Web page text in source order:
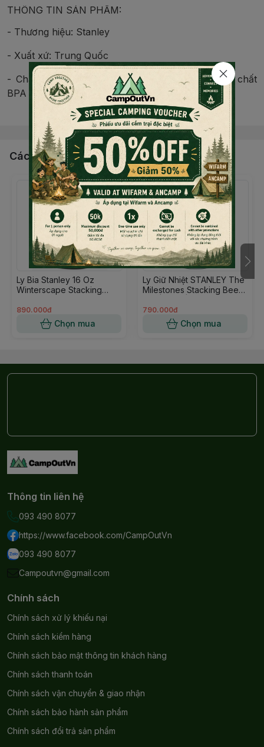
THÔNG TIN SẢN PHẨM:
- Thương hiệu: Stanley
- Xuất xứ: Trung Quốc
- Chất liệu: Vỏ thép không gỉ 18/8. Không chứa chất
BPA
- Kích thước: 91L x 84W x 212H mm
- Trọng lượng: 330gr
- Thể tích: 16oz (473ml)
- Giữ lạnh 8h
- Giữ đá lên đến 40h
Đọc thêm nội dung
Các sản phẩm, dịch vụ khác
Ly Bia Stanley 16 Oz
Winterscape Stacking
Đen Winterscape
890.000đ
Chọn mua
Ly Giữ Nhiệt STANLEY The
Milestones Stacking Beer
Hammertone Silver
790.000đ
Chọn mua
Thông tin liên hệ
093 490 8077
https://www.facebook.com/CampOutVn
093 490 8077
Campoutvn@gmail.com
Chính sách
Chính sách xử lý khiếu nại
Chính sách kiểm hàng
Chính sách bảo mật thông tin khách hàng
Chính sách thanh toán
Chính sách vận chuyển & giao nhận
Chính sách bảo hành sản phẩm
Chính sách đổi trả sản phẩm